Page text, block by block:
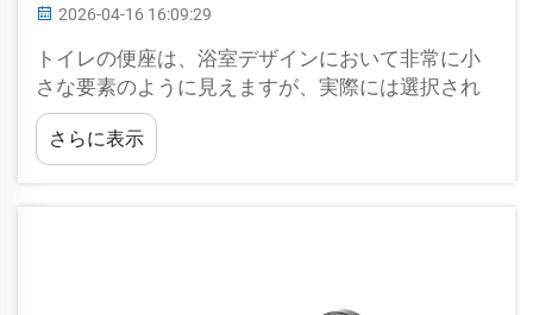
2026-04-16 16:09:29
トイレの便座は、浴室デザインにおいて非常に小
さな要素のように見えますが、実際には選択され
た素材が快適性、耐久性、外観、長期的なメンテ
ナンスに大きく影響を与えることがあります。そ
のうちの2つは…
さらに表示